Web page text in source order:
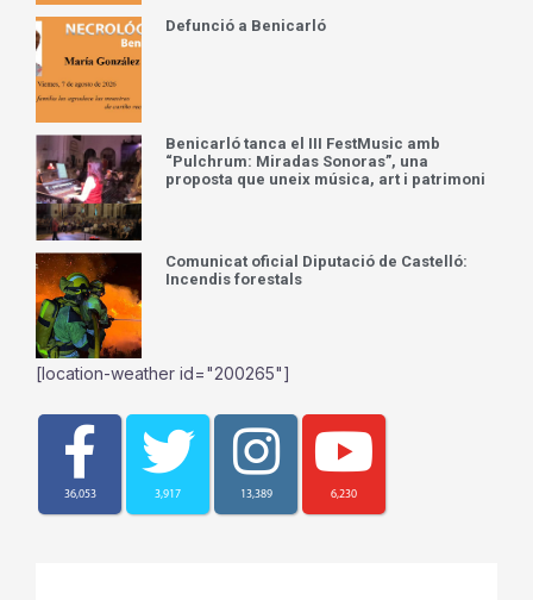
Defunció a Benicarló
Benicarló tanca el III FestMusic amb
“Pulchrum: Miradas Sonoras”, una
proposta que uneix música, art i patrimoni
Comunicat oficial Diputació de Castelló:
Incendis forestals
[location-weather id="200265"]
36,053 3,917 13,389 6,230